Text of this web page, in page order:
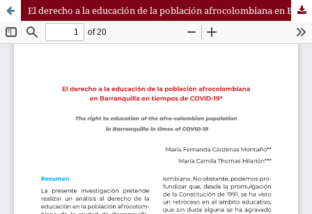
El derecho a la educación de la población afrocolombiana en Barranquilla en tiempos de covid-19.